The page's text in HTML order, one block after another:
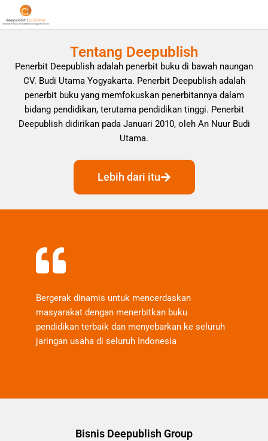
Tentang Deepublish
Penerbit Deepublish adalah penerbit buku di bawah naungan
CV. Budi Utama Yogyakarta. Penerbit Deepublish adalah
penerbit buku yang memfokuskan penerbitannya dalam
bidang pendidikan, terutama pendidikan tinggi. Penerbit
Deepublish didirikan pada Januari 2010, oleh An Nuur Budi
Utama.
Lebih dari itu
Bergerak dinamis untuk mencerdaskan
masyarakat dengan menerbitkan buku
pendidikan terbaik dan menyebarkan ke seluruh
jaringan usaha di seluruh Indonesia
Bisnis Deepublish Group